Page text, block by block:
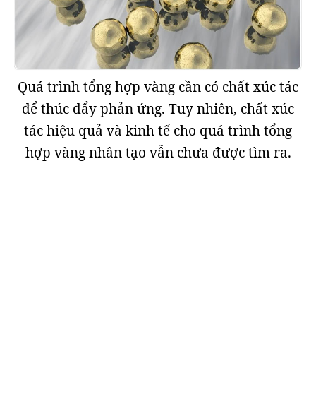
Quá trình tổng hợp vàng cần có chất xúc tác
để thúc đẩy phản ứng. Tuy nhiên, chất xúc
tác hiệu quả và kinh tế cho quá trình tổng
hợp vàng nhân tạo vẫn chưa được tìm ra.